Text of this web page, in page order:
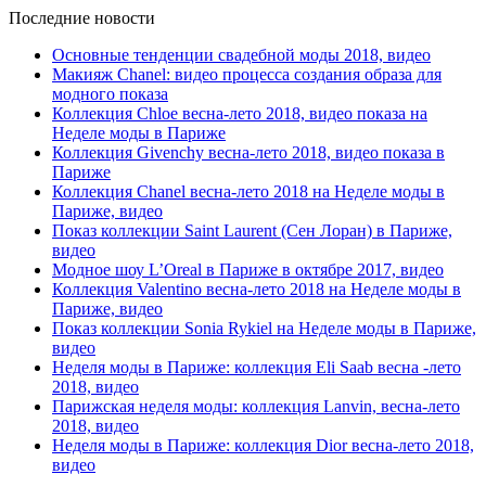
Последние новости
Основные тенденции свадебной моды 2018, видео
Макияж Chanel: видео процесса создания образа для
модного показа
Коллекция Chloe весна-лето 2018, видео показа на
Неделе моды в Париже
Коллекция Givenchy весна-лето 2018, видео показа в
Париже
Коллекция Chanel весна-лето 2018 на Неделе моды в
Париже, видео
Показ коллекции Saint Laurent (Сен Лоран) в Париже,
видео
Модное шоу L’Oreal в Париже в октябре 2017, видео
Коллекция Valentino весна-лето 2018 на Неделе моды в
Париже, видео
Показ коллекции Sonia Rykiel на Неделе моды в Париже,
видео
Неделя моды в Париже: коллекция Eli Saab весна -лето
2018, видео
Парижская неделя моды: коллекция Lanvin, весна-лето
2018, видео
Неделя моды в Париже: коллекция Dior весна-лето 2018,
видео